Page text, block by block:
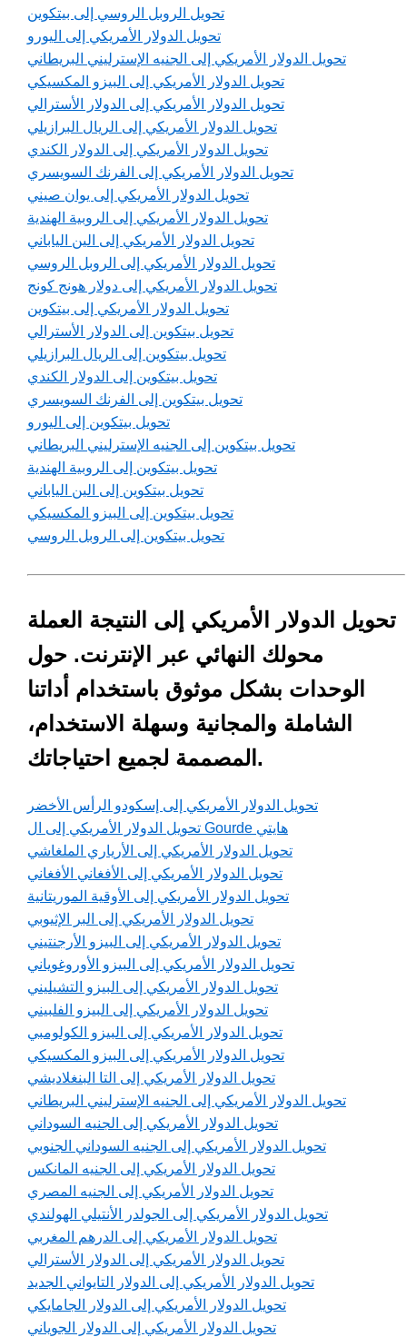
تحويل الروبل الروسي إلى بيتكوين
تحويل الدولار الأمريكي إلى اليورو
تحويل الدولار الأمريكي إلى الجنيه الإسترليني البريطاني
تحويل الدولار الأمريكي إلى البيزو المكسيكي
تحويل الدولار الأمريكي إلى الدولار الأسترالي
تحويل الدولار الأمريكي إلى الريال البرازيلي
تحويل الدولار الأمريكي إلى الدولار الكندي
تحويل الدولار الأمريكي إلى الفرنك السويسري
تحويل الدولار الأمريكي إلى يوان صيني
تحويل الدولار الأمريكي إلى الروبية الهندية
تحويل الدولار الأمريكي إلى الين الياباني
تحويل الدولار الأمريكي إلى الروبل الروسي
تحويل الدولار الأمريكي إلى دولار هونج كونج
تحويل الدولار الأمريكي إلى بيتكوين
تحويل بيتكوين إلى الدولار الأسترالي
تحويل بيتكوين إلى الريال البرازيلي
تحويل بيتكوين إلى الدولار الكندي
تحويل بيتكوين إلى الفرنك السويسري
تحويل بيتكوين إلى اليورو
تحويل بيتكوين إلى الجنيه الإسترليني البريطاني
تحويل بيتكوين إلى الروبية الهندية
تحويل بيتكوين إلى الين الياباني
تحويل بيتكوين إلى البيزو المكسيكي
تحويل بيتكوين إلى الروبل الروسي
تحويل الدولار الأمريكي إلى النتيجة العملة
محولك النهائي عبر الإنترنت. حول
الوحدات بشكل موثوق باستخدام أداتنا
الشاملة والمجانية وسهلة الاستخدام،
المصممة لجميع احتياجاتك.
تحويل الدولار الأمريكي إلى إسكودو الرأس الأخضر
تحويل الدولار الأمريكي إلى ال Gourde هايتي
تحويل الدولار الأمريكي إلى الأرياري الملغاشي
تحويل الدولار الأمريكي إلى الأفغاني الأفغاني
تحويل الدولار الأمريكي إلى الأوقية الموريتانية
تحويل الدولار الأمريكي إلى البر الإثيوبي
تحويل الدولار الأمريكي إلى البيزو الأرجنتيني
تحويل الدولار الأمريكي إلى البيزو الأوروغوياني
تحويل الدولار الأمريكي إلى البيزو التشيليني
تحويل الدولار الأمريكي إلى البيزو الفلبيني
تحويل الدولار الأمريكي إلى البيزو الكولومبي
تحويل الدولار الأمريكي إلى البيزو المكسيكي
تحويل الدولار الأمريكي إلى التا البنغلاديشي
تحويل الدولار الأمريكي إلى الجنيه الإسترليني البريطاني
تحويل الدولار الأمريكي إلى الجنيه السوداني
تحويل الدولار الأمريكي إلى الجنيه السوداني الجنوبي
تحويل الدولار الأمريكي إلى الجنيه المانكس
تحويل الدولار الأمريكي إلى الجنيه المصري
تحويل الدولار الأمريكي إلى الجولدر الأنتيلي الهولندي
تحويل الدولار الأمريكي إلى الدرهم المغربي
تحويل الدولار الأمريكي إلى الدولار الأسترالي
تحويل الدولار الأمريكي إلى الدولار التايواني الجديد
تحويل الدولار الأمريكي إلى الدولار الجامايكي
تحويل الدولار الأمريكي إلى الدولار الجوياني